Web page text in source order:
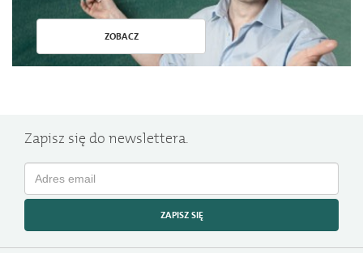
ZOBACZ
Zapisz się do newslettera.
ZAPISZ SIĘ